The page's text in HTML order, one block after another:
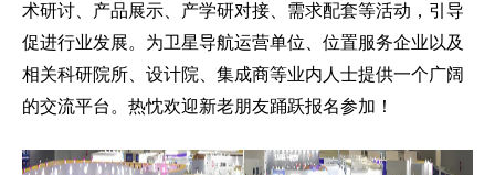
术研讨、产品展示、产学研对接、需求配套等活动，引导
促进行业发展。为卫星导航运营单位、位置服务企业以及
相关科研院所、设计院、集成商等业内人士提供一个广阔
的交流平台。热忱欢迎新老朋友踊跃报名参加！